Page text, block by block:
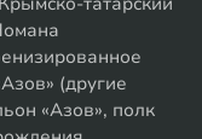
(другие
«Азов», полк